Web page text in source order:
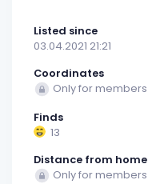
Listed since
03.04.2021 21:21
Coordinates
Only for members
Finds
13
Distance from home
Only for members